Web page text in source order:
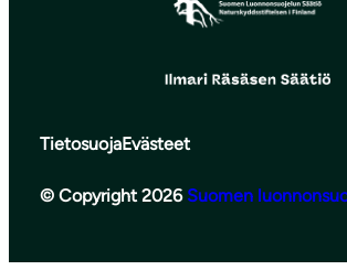
TietosuojaEvästeet
© Copyright 2026 Suomen